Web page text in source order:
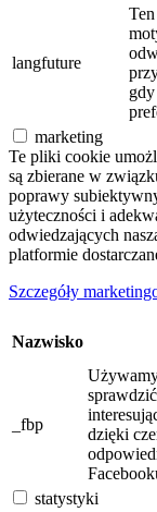
langfuture
marketing
Te pliki cookie
są zbierane w
poprawy
użyteczności i
odwiedzających
platformie
Szczegóły
Nazwisko
_fbp
dzięki
statystyki